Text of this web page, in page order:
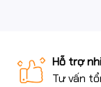
Hỗ trợ
Tư vấn